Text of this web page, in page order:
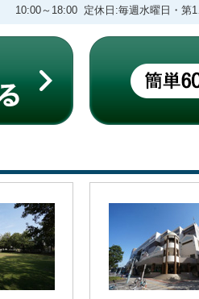
10:00～18:00 定休日:毎週水曜日・第